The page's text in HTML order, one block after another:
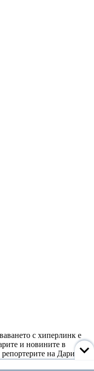
с хиперлинк е
и новините в
на Дарик
Снимки: Дарик